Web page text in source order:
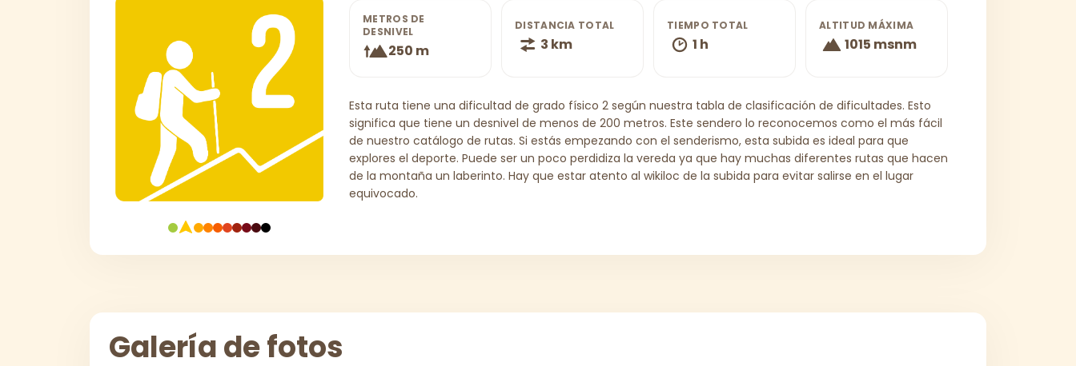
METROS DE
DESNIVEL
250 m
DISTANCIA TOTAL
3 km
TIEMPO TOTAL
1 h
ALTITUD MÁXIMA
1015 msnm
Esta ruta tiene una dificultad de grado físico 2 según nuestra tabla de clasificación de dificultades. Esto
significa que tiene un desnivel de menos de 200 metros. Este sendero lo reconocemos como el más fácil
de nuestro catálogo de rutas. Si estás empezando con el senderismo, esta subida es ideal para que
explores el deporte. Puede ser un poco perdidiza la vereda ya que hay muchas diferentes rutas que hacen
de la montaña un laberinto. Hay que estar atento al wikiloc de la subida para evitar salirse en el lugar
equivocado.
Galería de fotos